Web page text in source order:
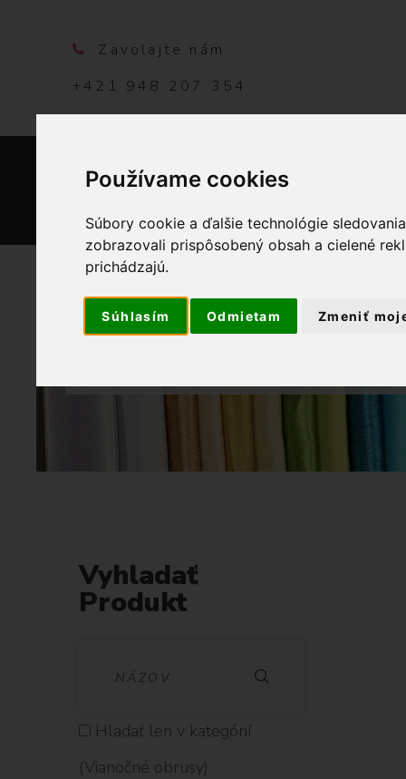
Používame cookies
Súbory cookie a ďalšie technológie
zobrazovali prispôsobený obsah a cielené
prichádzajú.
Súhlasím Odmietam Zmeniť
Zavolajte nám
+421 948 207 354
Vyhladať
Produkt
H
L
Hladať len v kategórií
(Vianočné obrusy)